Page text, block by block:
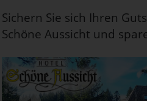
Sichern Sie sich Ihren
Schöne Aussicht und